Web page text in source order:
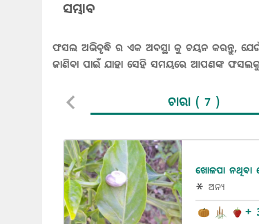
ସମ୍ଭାବ୍ୟ ରୋଗ
ଫସଲ ଅଭିବୃଦ୍ଧି ର ଏକ ଅବସ୍ଥା କୁ ଚୟନ କରନ୍ତୁ,
ଜାଣିବା ପାଇଁ ଯାହା ସେହି ସମୟରେ ଆପଣଙ୍କ
ଚାରା ( 7 )
ଖୋଳପା ନଥିବା
ଅନ୍ୟ
+